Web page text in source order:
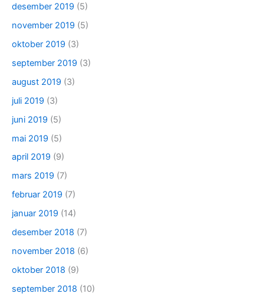
desember 2019 (5)
november 2019 (5)
oktober 2019 (3)
september 2019 (3)
august 2019 (3)
juli 2019 (3)
juni 2019 (5)
mai 2019 (5)
april 2019 (9)
mars 2019 (7)
februar 2019 (7)
januar 2019 (14)
desember 2018 (7)
november 2018 (6)
oktober 2018 (9)
september 2018 (10)